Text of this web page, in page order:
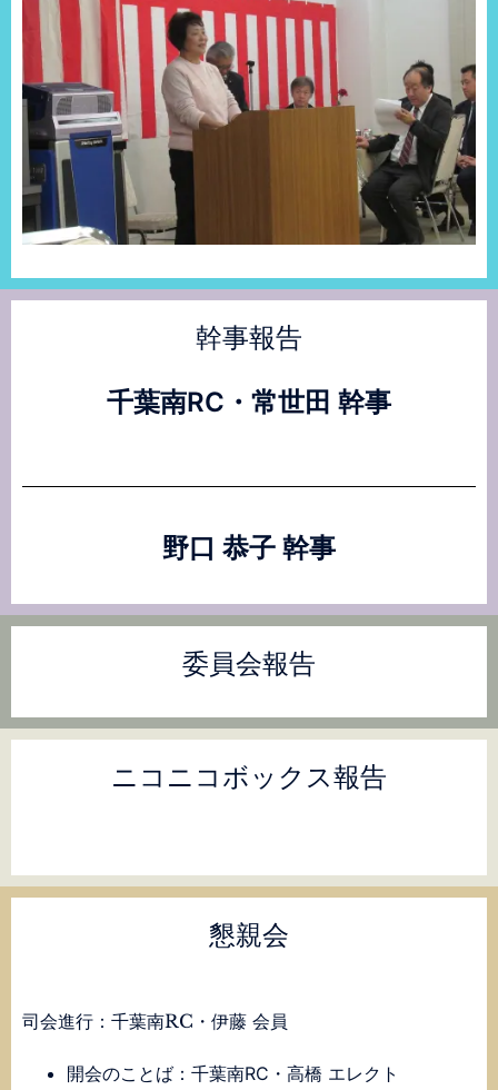
幹事報告
千葉南RC・常世田 幹事
野口 恭子 幹事
委員会報告
ニコニコボックス報告
懇親会
司会進行：千葉南RC・伊藤 会員
開会のことば：千葉南RC・高橋 エレクト